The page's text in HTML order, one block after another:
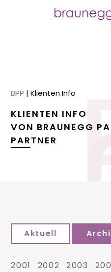
BPP |Klienten Info
KLIENTEN INFO
VON BRAUNEGG
PARTNER
Aktuell
2001 2002 2003